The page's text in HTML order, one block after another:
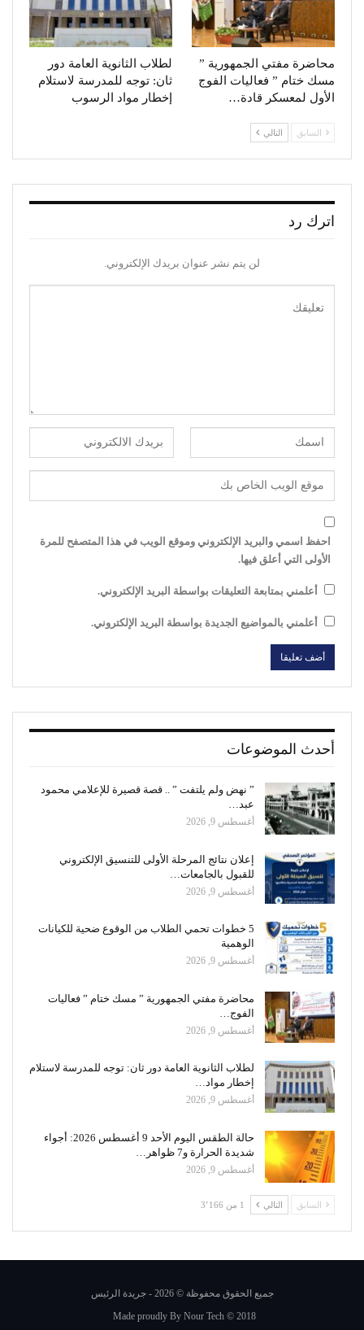
محاضرة مفتي الجمهورية ”
مسك ختام ” فعاليات الفوج
الأول لمعسكر قادة…
لطلاب الثانوية العامة دور
ثان: توجه للمدرسة لاستلام
إخطار مواد الرسوب
السابق التالي
اترك رد
لن يتم نشر عنوان بريدك الإلكتروني.
احفظ اسمي والبريد الإلكتروني وموقع الويب في هذا المتصفح للمرة
الأولى التي أعلق فيها.
أعلمني بمتابعة التعليقات بواسطة البريد الإلكتروني.
أعلمني بالمواضيع الجديدة بواسطة البريد الإلكتروني.
أحدث الموضوعات
” نهض ولم يلتفت ” .. قصة قصيرة للإعلامي محمود
عبد…
أغسطس 9, 2026
إعلان نتائج المرحلة الأولى للتنسيق الإلكتروني
للقبول بالجامعات…
أغسطس 9, 2026
5 خطوات تحمي الطلاب من الوقوع ضحية للكيانات
الوهمية
أغسطس 9, 2026
محاضرة مفتي الجمهورية ” مسك ختام ” فعاليات
الفوج…
أغسطس 9, 2026
لطلاب الثانوية العامة دور ثان: توجه للمدرسة لاستلام
إخطار مواد…
أغسطس 9, 2026
حالة الطقس اليوم الأحد 9 أغسطس 2026: أجواء
شديدة الحرارة و7 ظواهر…
أغسطس 9, 2026
السابق التالي 1 من 3٬166
جميع الحقوق محفوظة © 2026 - جريدة الرئيس
Made proudly By Nour Tech © 2018